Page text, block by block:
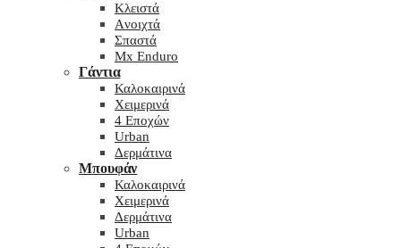
Kλειστά
Aνοιχτά
Σπαστά
Mx Enduro
Γάντια
Καλοκαιρινά
Χειμερινά
4 Εποχών
Urban
Δερμάτινα
Μπουφάν
Καλοκαιρινά
Χειμερινά
Δερμάτινα
Urban